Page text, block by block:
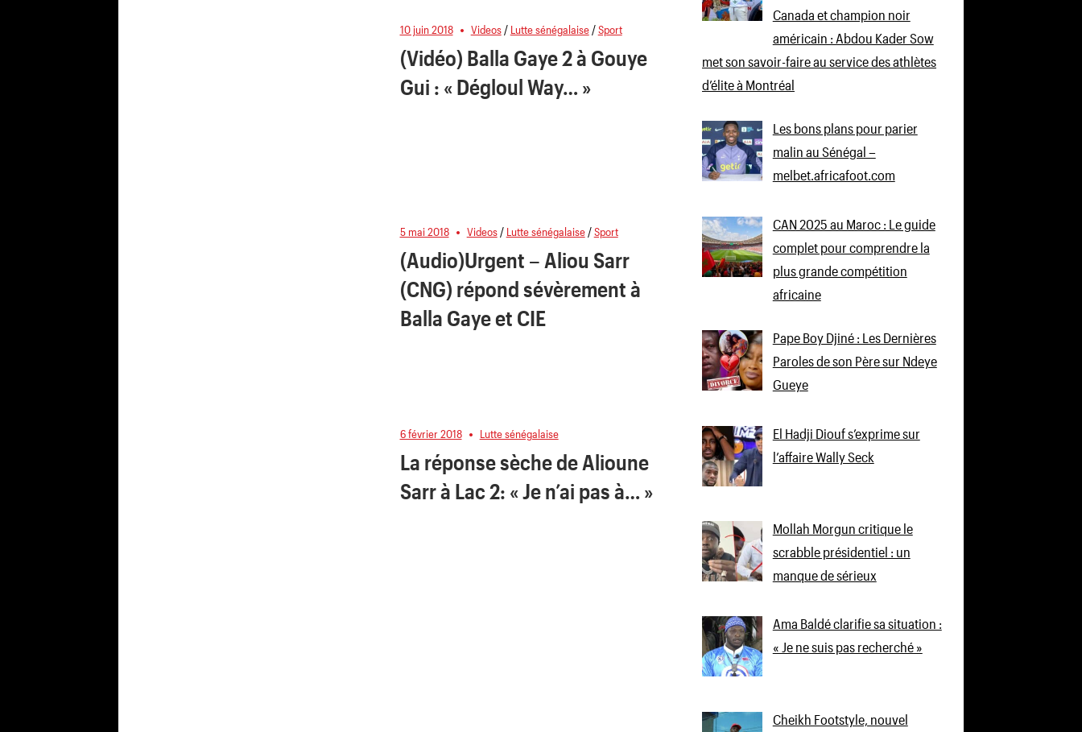
10 juin 2018 Videos/ Lutte sénégalaise/Sport
(Vidéo) Balla Gaye 2 à Gouye
Gui : « Dégloul Way… »
5 mai 2018 Videos/ Lutte sénégalaise/Sport
(Audio)Urgent – Aliou Sarr
(CNG) répond sévèrement à
Balla Gaye et CIE
6 février 2018 Lutte sénégalaise
La réponse sèche de Alioune
Sarr à Lac 2: « Je n’ai pas à… »
Canada et champion noir
américain : Abdou Kader Sow
met son savoir-faire au service des athlètes
d’élite à Montréal
Les bons plans pour parier
malin au Sénégal –
melbet.africafoot.com
CAN 2025 au Maroc : Le guide
complet pour comprendre la
plus grande compétition
africaine
Pape Boy Djiné : Les Dernières
Paroles de son Père sur Ndeye
Gueye
El Hadji Diouf s’exprime sur
l’affaire Wally Seck
Mollah Morgun critique le
scrabble présidentiel : un
manque de sérieux
Ama Baldé clarifie sa situation :
« Je ne suis pas recherché »
Cheikh Footstyle, nouvel